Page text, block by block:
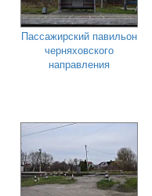
Пассажирский павильон
черняховского
направления